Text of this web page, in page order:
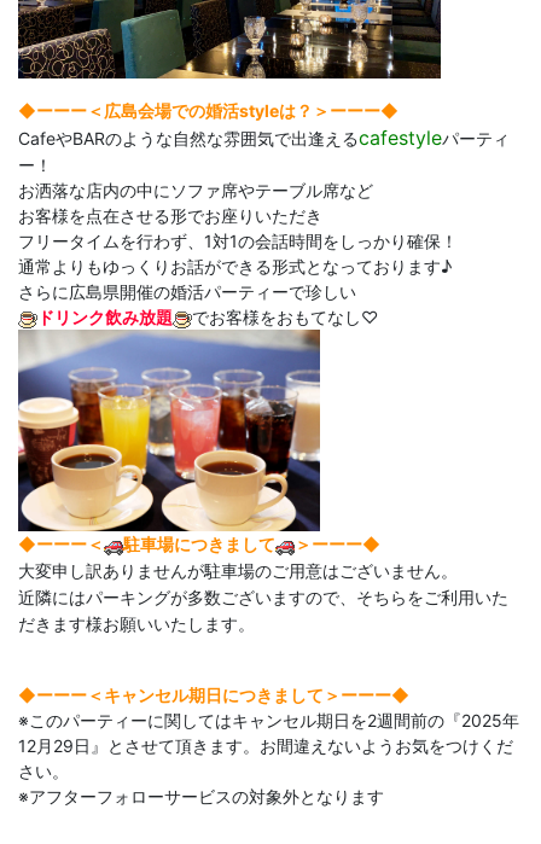
◆ーーー＜広島会場での婚活styleは？＞ーーー◆
CafeやBARのような自然な雰囲気で出逢えるcafestyleパーティ
ー！
お洒落な店内の中にソファ席やテーブル席など
お客様を点在させる形でお座りいただき
フリータイムを行わず、1対1の会話時間をしっかり確保！
通常よりもゆっくりお話ができる形式となっております♪
さらに広島県開催の婚活パーティーで珍しい
ドリンク飲み放題
でお客様をおもてなし♡
◆ーーー＜ 駐車場につきまして ＞ーーー◆
大変申し訳ありませんが駐車場のご用意はございません。
近隣にはパーキングが多数ございますので、そちらをご利用いた
だきます様お願いいたします。
◆ーーー＜キャンセル期日につきまして＞ーーー◆​
※このパーティーに関してはキャンセル期日を2週間前の『2025年
12月29日』とさせて頂きます。お間違えないようお気をつけくだ
さい。
※アフターフォローサービスの対象外となります